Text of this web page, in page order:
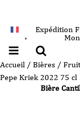
▼
Expédition
Accueil / Bières /
Pepe Kriek 2022 75 cl
Bière